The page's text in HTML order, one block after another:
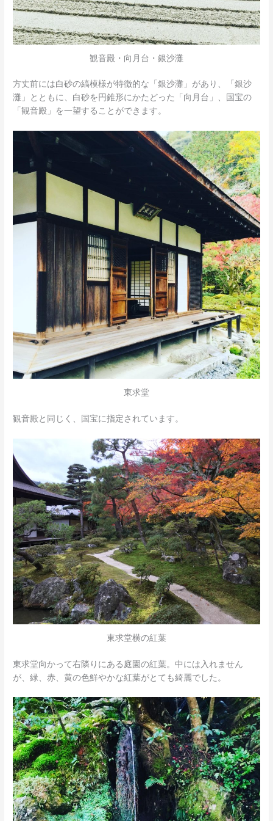
観音殿・向月台・銀沙灘
方丈前には白砂の縞模様が特徴的な「銀沙灘」があり、「銀沙
灘」とともに、白砂を円錐形にかたどった「向月台」、国宝の
「観音殿」を一望することができます。
東求堂
観音殿と同じく、国宝に指定されています。
東求堂横の紅葉
東求堂向かって右隣りにある庭園の紅葉。中には入れません
が、緑、赤、黄の色鮮やかな紅葉がとても綺麗でした。